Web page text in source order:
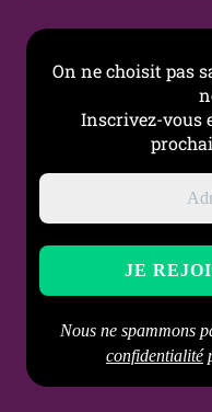
On ne choisit pas
Inscrivez-vous
Nous ne spammons
confidentialité